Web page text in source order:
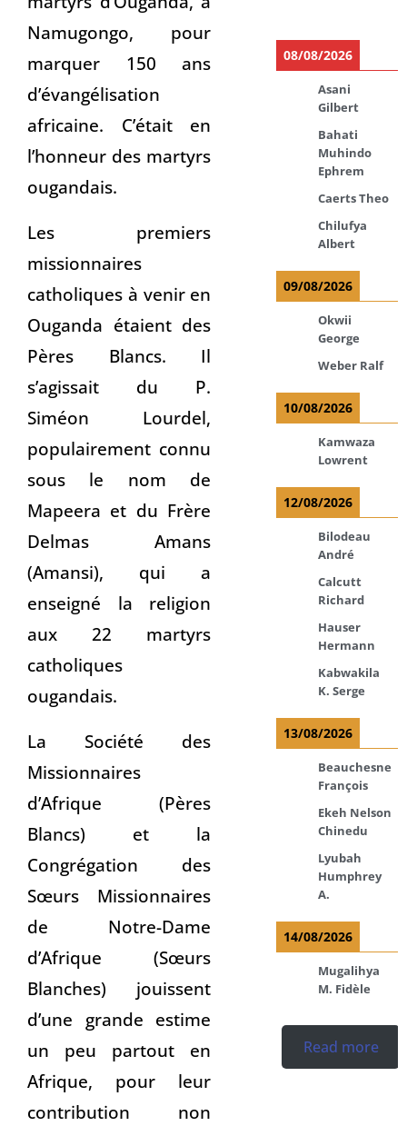
Namugongo, pour
marquer 150 ans
d’évangélisation
africaine. C’était en
l’honneur des martyrs
ougandais.
Les premiers
missionnaires
catholiques à venir en
Ouganda étaient des
Pères Blancs. Il
s’agissait du P.
Siméon Lourdel,
populairement connu
sous le nom de
Mapeera et du Frère
Delmas Amans
(Amansi), qui a
enseigné la religion
aux 22 martyrs
catholiques
ougandais.
La Société des
Missionnaires
d’Afrique (Pères
Blancs) et la
Congrégation des
Sœurs Missionnaires
de Notre-Dame
d’Afrique (Sœurs
Blanches) jouissent
d’une grande estime
un peu partout en
Afrique, pour leur
contribution non
08/08/2026
Asani
Gilbert
Bahati
Muhindo
Ephrem
Caerts Theo
Chilufya
Albert
09/08/2026
Okwii
George
Weber Ralf
10/08/2026
Kamwaza
Lowrent
12/08/2026
Bilodeau
André
Calcutt
Richard
Hauser
Hermann
Kabwakila
K. Serge
13/08/2026
Beauchesne
François
Ekeh Nelson
Chinedu
Lyubah
Humphrey
A.
14/08/2026
Mugalihya
M. Fidèle
Read more